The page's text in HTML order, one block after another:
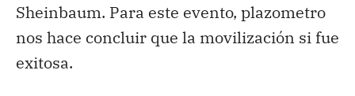
Sheinbaum. Para este evento, plazometro
nos hace concluir que la movilización si fue
exitosa.